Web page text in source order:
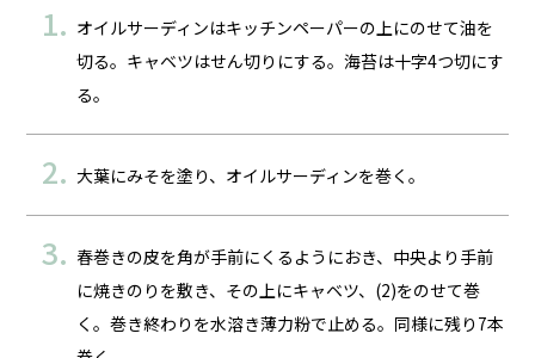
オイルサーディンはキッチンペーパーの上にのせて油を
切る。キャベツはせん切りにする。海苔は十字4つ切にす
る。
大葉にみそを塗り、オイルサーディンを巻く。
春巻きの皮を角が手前にくるようにおき、中央より手前
に焼きのりを敷き、その上にキャベツ、(2)をのせて巻
く。巻き終わりを水溶き薄力粉で止める。同様に残り7本